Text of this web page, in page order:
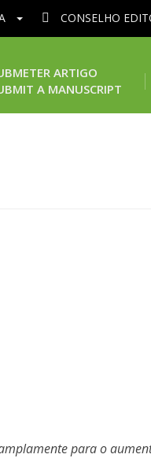
CONSELHO
ARTIGO
A MANUSCRIPT
para o